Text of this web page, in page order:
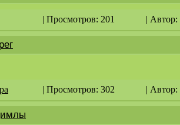
| Просмотров: 201 | Автор:
| Просмотров: 302 | Автор: